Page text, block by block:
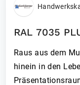
RAL 7035
Raus aus dem
hinein in den